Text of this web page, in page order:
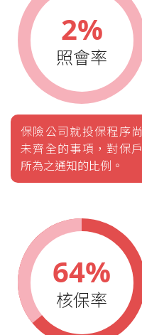
2%
照會率
保險公司就投保程序尚
未齊全的事項，對保戶
所為之通知的比例。
64%
核保率